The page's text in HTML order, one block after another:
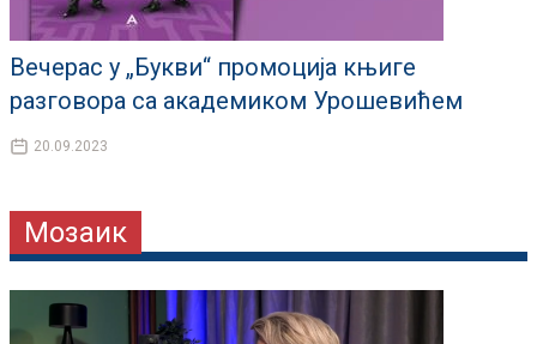
Вечерас у „Букви“ промоција књиге
разговора са академиком Урошевићем
20.09.2023
Мозаик